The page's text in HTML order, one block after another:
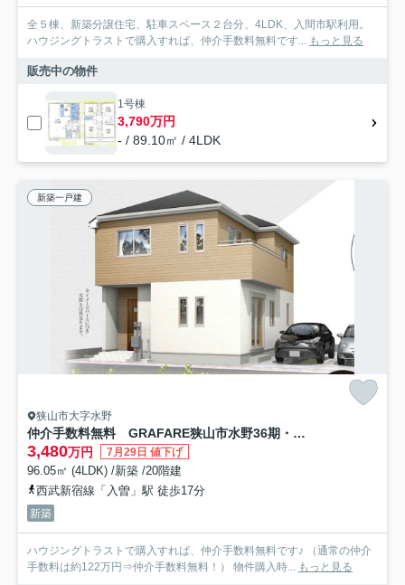
全５棟、新築分譲住宅、駐車スペース２台分、4LDK、入間市駅利用。
ハウジングトラストで購入すれば、仲介手数料無料です... もっと見る
販売中の物件
1号棟
3,790万円
- / 89.10㎡ / 4LDK
新築一戸建
狭山市大字水野
仲介手数料無料 GRAFARE狭山市水野36期・新築全1棟
3,480万円 7月29日 値下げ
96.05㎡ (4LDK) /新築 /20階建
西武新宿線「入曽」駅 徒歩17分
新築
ハウジングトラストで購入すれば、仲介手数料無料です♪ （通常の仲介
手数料は約122万円⇒仲介手数料無料！） 物件購入時... もっと見る